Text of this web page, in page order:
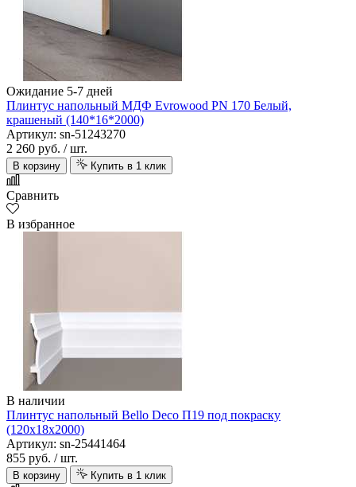
Ожидание 5-7 дней
Плинтус напольный МДФ Evrowood PN 170 Белый,
крашеный (140*16*2000)
Артикул: sn-51243270
2 260 руб. / шт.
В корзину Купить в 1 клик
Сравнить
В избранное
В наличии
Плинтус напольный Bello Deco П19 под покраску
(120х18х2000)
Артикул: sn-25441464
855 руб. / шт.
В корзину Купить в 1 клик